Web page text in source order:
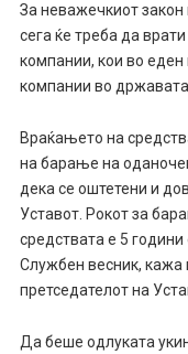
За неважечкиот
сега ќе треба да
компании, кои во еден
компании во државата.
Враќањето на
на барање на
дека се оштетени и
Уставот. Рокот за
средствата е 5
Службен весник,
претседателот на
Да беше одлуката